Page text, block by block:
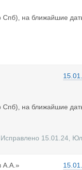
Спб), на ближайшие
Спб), на ближайшие
Исправлено 15.01.24
А.А.»